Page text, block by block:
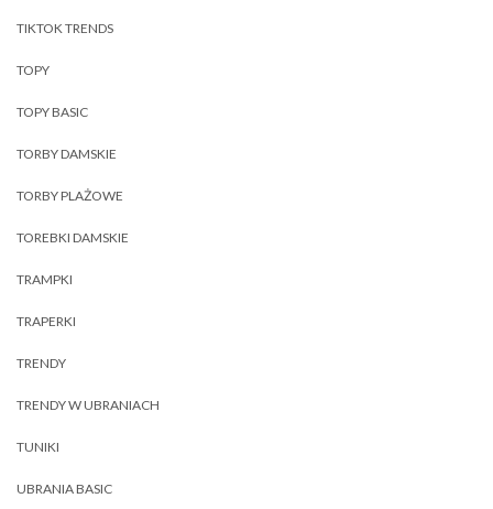
TIKTOK TRENDS
TOPY
TOPY BASIC
TORBY DAMSKIE
TORBY PLAŻOWE
TOREBKI DAMSKIE
TRAMPKI
TRAPERKI
TRENDY
TRENDY W UBRANIACH
TUNIKI
UBRANIA BASIC